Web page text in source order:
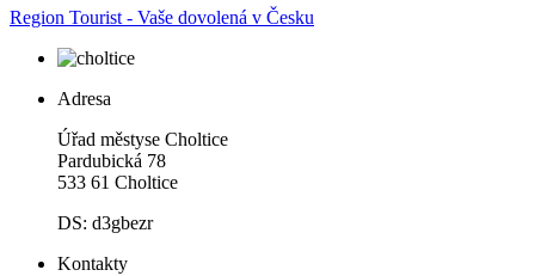
Region Tourist - Vaše dovolená v Česku
Adresa
Úřad městyse Choltice
Pardubická 78
533 61 Choltice
DS: d3gbezr
Kontakty